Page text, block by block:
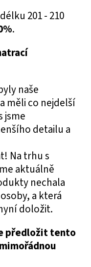
201 - 210
.
naše
měli co nejdelší
jsme
detailu a
Na trhu s
aktuálně
nechala
a která
doložit.
předložit tento